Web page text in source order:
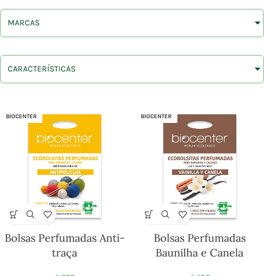
MARCAS
CARACTERÍSTICAS
BIOCENTER
Bolsas Perfumadas Anti-
traça
BIOCENTER
Bolsas Perfumadas
Baunilha e Canela